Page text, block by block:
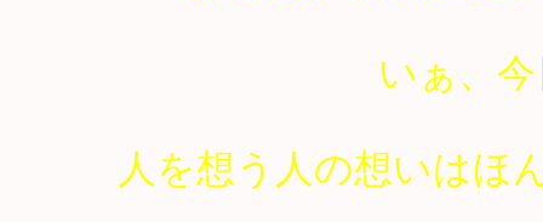
いぁ、
人を想う人の想いはほ